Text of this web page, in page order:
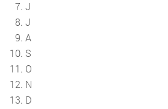
J
J
A
S
O
N
D